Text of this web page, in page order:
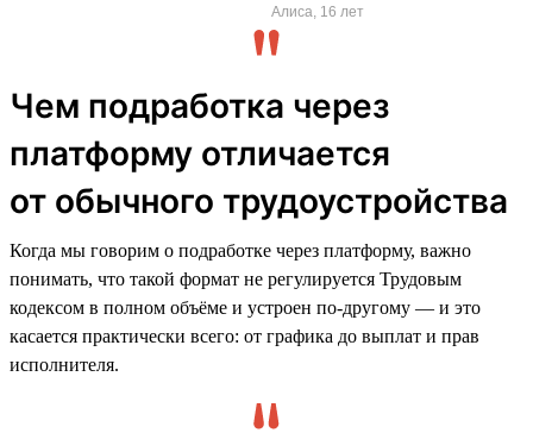
Алиса, 16 лет
Чем подработка через
платформу отличается
от обычного трудоустройства
Когда мы говорим о подработке через платформу, важно
понимать, что такой формат не регулируется Трудовым
кодексом в полном объёме и устроен по-другому — и это
касается практически всего: от графика до выплат и прав
исполнителя.